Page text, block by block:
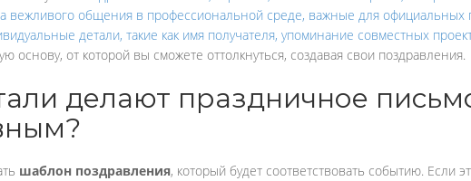
вежливого общения в профессиональной среде, важные для официальных
детали, такие как имя получателя, упоминание совместных
основу, от которой вы сможете оттолкнуться, создавая свои поздравления.
делают праздничное
шаблон поздравления, который будет соответствовать событию. Если